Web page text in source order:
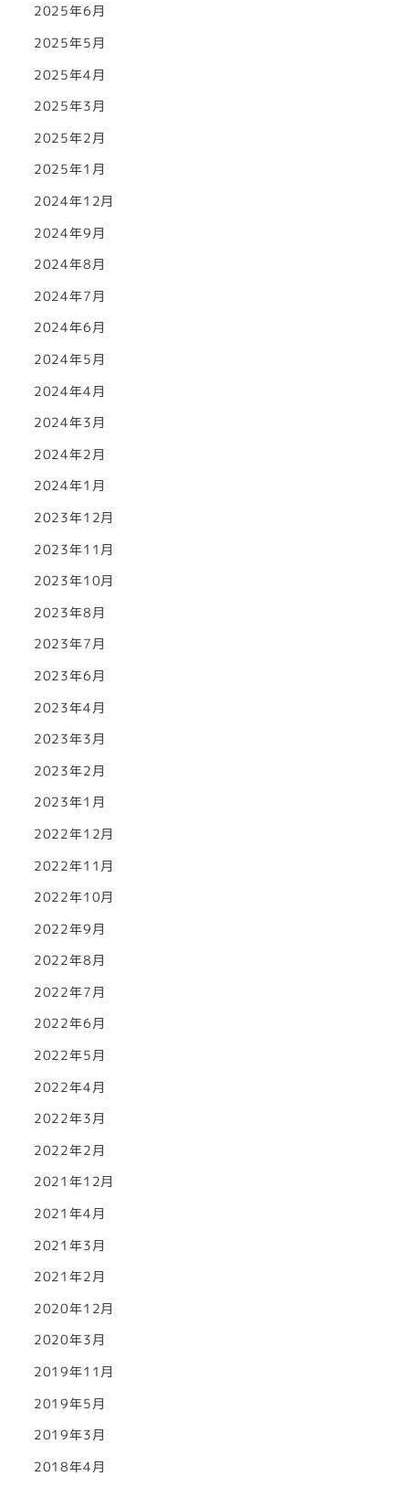
2025年6月
2025年5月
2025年4月
2025年3月
2025年2月
2025年1月
2024年12月
2024年9月
2024年8月
2024年7月
2024年6月
2024年5月
2024年4月
2024年3月
2024年2月
2024年1月
2023年12月
2023年11月
2023年10月
2023年8月
2023年7月
2023年6月
2023年4月
2023年3月
2023年2月
2023年1月
2022年12月
2022年11月
2022年10月
2022年9月
2022年8月
2022年7月
2022年6月
2022年5月
2022年4月
2022年3月
2022年2月
2021年12月
2021年4月
2021年3月
2021年2月
2020年12月
2020年3月
2019年11月
2019年5月
2019年3月
2018年4月